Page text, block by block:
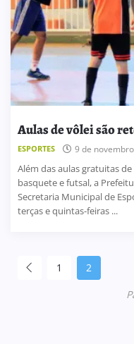
Aulas de vôlei são
ESPORTES 9 de
Além das aulas gratuitas
basquete e futsal, a
Secretaria Municipal de
terças e quintas-feiras ...
1
2